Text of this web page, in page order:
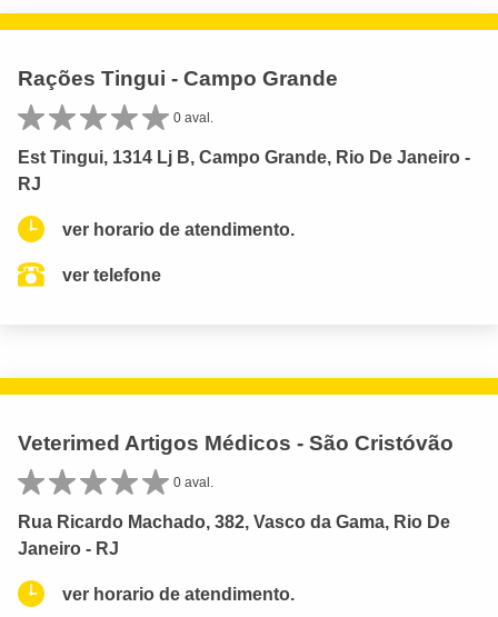
Rações Tingui - Campo Grande
0 aval.
Est Tingui, 1314 Lj B, Campo Grande, Rio De Janeiro -
RJ
ver horario de atendimento.
ver telefone
Veterimed Artigos Médicos - São Cristóvão
0 aval.
Rua Ricardo Machado, 382, Vasco da Gama, Rio De
Janeiro - RJ
ver horario de atendimento.